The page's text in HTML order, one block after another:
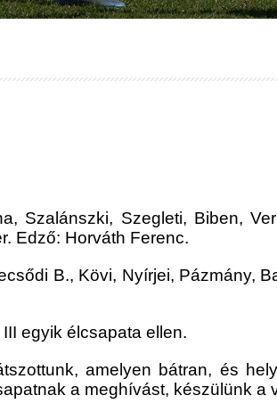
Szalánszki, Szegleti, Biben,
Edző: Horváth Ferenc.
B., Kövi, Nyírjei, Pázmány,
egyik élcsapata ellen.
amelyen bátran, és
a meghívást, készülünk a